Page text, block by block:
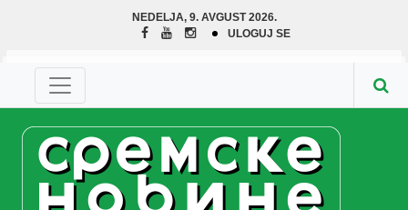
NEDELJA, 9. AVGUST 2026.
ULOGUJ SE